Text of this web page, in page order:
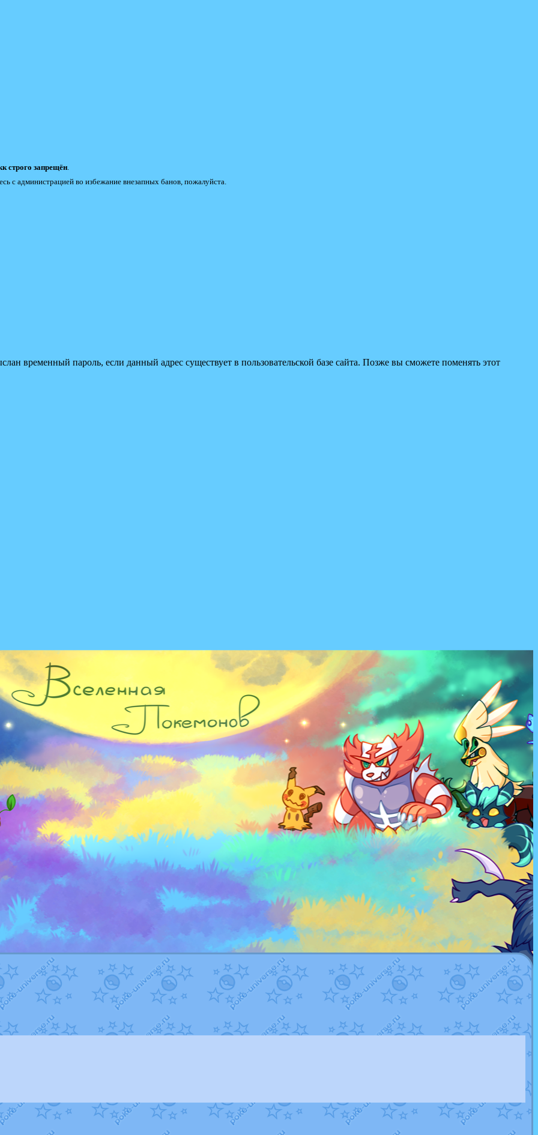
строго запрещён
с администрацией во избежание внезапных банов, пожалуйста.
временный пароль, если данный адрес существует в пользовательской базе сайта. Позже вы сможете поменять этот